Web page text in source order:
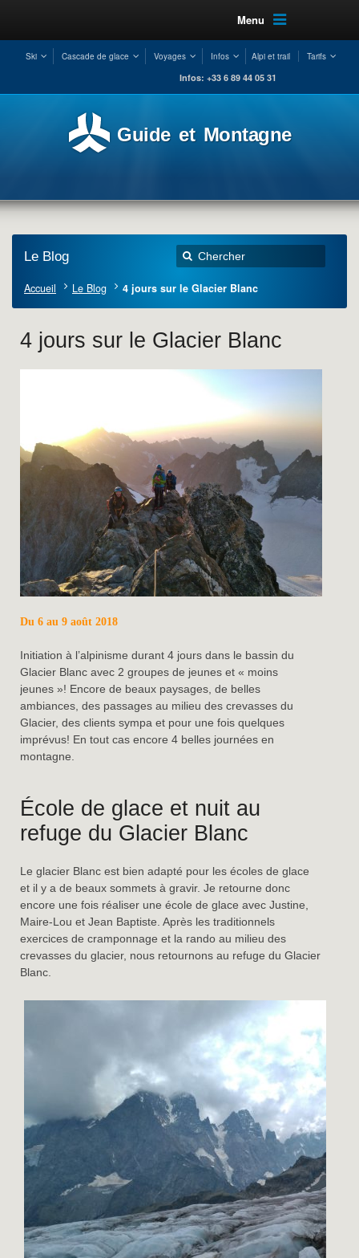
Menu
Ski Cascade de glace Voyages Infos Alpi et trail Tarifs
Infos: +33 6 89 44 05 31
Guide et Montagne
Le Blog
Accueil Le Blog 4 jours sur le Glacier Blanc
4 jours sur le Glacier Blanc
Du 6 au 9 août 2018
Initiation à l’alpinisme durant 4 jours dans le bassin du
Glacier Blanc avec 2 groupes de jeunes et « moins
jeunes »! Encore de beaux paysages, de belles
ambiances, des passages au milieu des crevasses du
Glacier, des clients sympa et pour une fois quelques
imprévus! En tout cas encore 4 belles journées en
montagne.
École de glace et nuit au
refuge du Glacier Blanc
Le glacier Blanc est bien adapté pour les écoles de glace
et il y a de beaux sommets à gravir. Je retourne donc
encore une fois réaliser une école de glace avec Justine,
Maire-Lou et Jean Baptiste. Après les traditionnels
exercices de cramponnage et la rando au milieu des
crevasses du glacier, nous retournons au refuge du Glacier
Blanc.